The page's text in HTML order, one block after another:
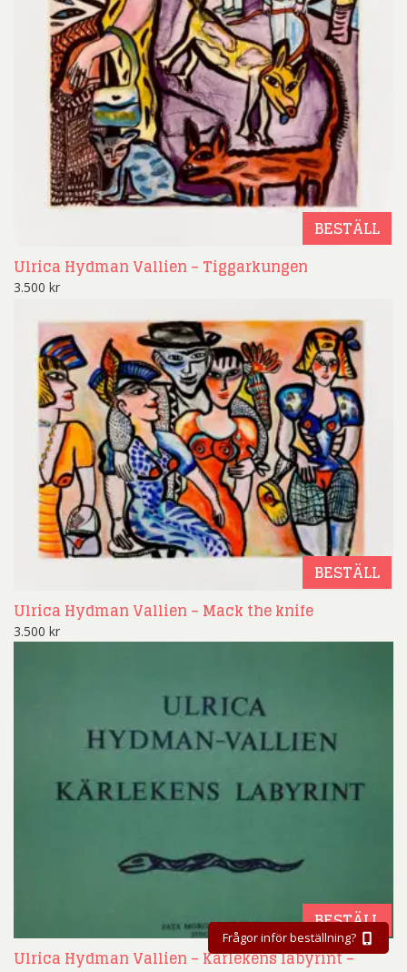
BESTÄLL
Ulrica Hydman Vallien – Tiggarkungen
3.500 kr
BESTÄLL
Ulrica Hydman Vallien – Mack the knife
3.500 kr
BESTÄLL
Ulrica Hydman Vallien – Kärlekens labyrint –
Frågor inför beställning?